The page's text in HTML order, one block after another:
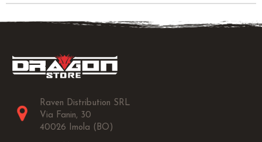
Raven Distribution SRL
Via Fanin, 30
40026 Imola (BO)